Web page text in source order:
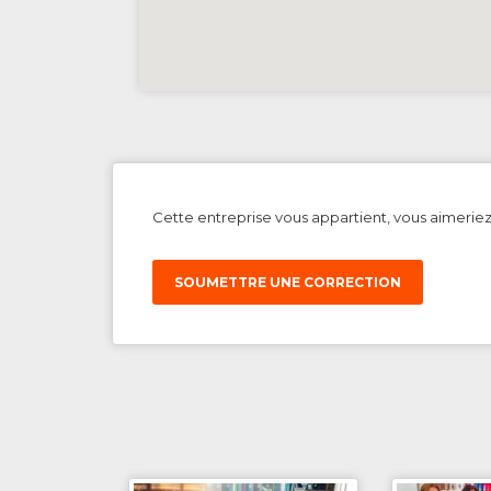
Cette entreprise vous appartient, vous
SOUMETTRE UNE CORRECTION